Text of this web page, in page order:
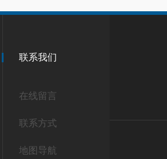
联系我们
在线留言
联系方式
地图导航